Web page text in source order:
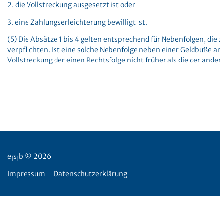
2. die Vollstreckung ausgesetzt ist oder
3. eine Zahlungserleichterung bewilligt ist.
(5) Die Absätze 1 bis 4 gelten entsprechend für Nebenfolgen, die
verpflichten. Ist eine solche Nebenfolge neben einer Geldbuße
Vollstreckung der einen Rechtsfolge nicht früher als die der
e s b © 2026
Impressum
Datenschutzerklärung